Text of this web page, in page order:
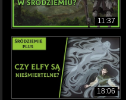
11:37
18:06